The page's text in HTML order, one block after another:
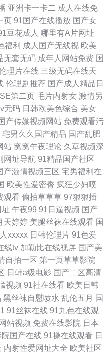
亚洲卡一卡二 成人在线免
页 91国产在线播放 国产女
豆花成人 哪里有A片网址
福利 成人国产无线视 欧美
无套无码 成年人网站免费 国
理片在线 三级无码在线天
伦理剧推荐 国产成人精品日
第二页 毛片内射女 激情另
无码 日韩欧美色综合 美女
产传媒视频网站 免费观看污
宅男久久国产精品 国产乱肥
站 窝窝午夜理论 久草视频深
网址导航 91精品国产社区
产激情视频三区 宅男福利在
欧美性爱密臀 疯狂少妇喷
观看 偷拍草草草 97狠狠插
址 午夜99 91日逼视频 国产
天婷婷 美腿丝袜在线观看 国
xxxxx 日韩伦理片 91色爱
线tv 加勒比在线视屏 国产美
自拍一区 第一页草草影院
日韩a级电影 国产二区高清
视频 91社在线看 欧美日韩
黑丝袜自慰喷水 乱伦五月 国
91丝袜在线 91九色在线观
站视频 免费在线影院 日本
院国产在线 91操在线观看 日
内射性爱网址大全 欧美社区